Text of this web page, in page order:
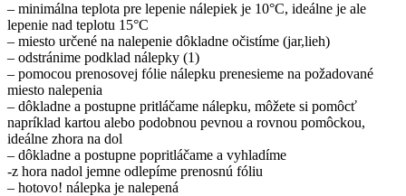
– minimálna teplota pre lepenie nálepiek je 10°C, ideálne je ale
lepenie nad teplotu 15°C
– miesto určené na nalepenie dôkladne očistíme (jar,lieh)
– odstránime podklad nálepky (1)
– pomocou prenosovej fólie nálepku prenesieme na požadované
miesto nalepenia
– dôkladne a postupne pritláčame nálepku, môžete si pomôcť
napríklad kartou alebo podobnou pevnou a rovnou pomôckou,
ideálne zhora na dol
– dôkladne a postupne popritláčame a vyhladíme
-z hora nadol jemne odlepíme prenosnú fóliu
– hotovo! nálepka je nalepená